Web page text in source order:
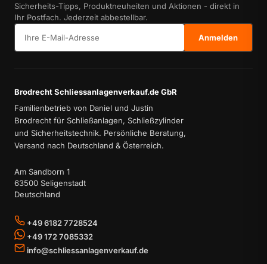
Sicherheits-Tipps, Produktneuheiten und Aktionen - direkt in
Ihr Postfach. Jederzeit abbestellbar.
Anmelden
Brodrecht Schliessanlagenverkauf.de GbR
Familienbetrieb von Daniel und Justin
Brodrecht für Schließanlagen, Schließzylinder
und Sicherheitstechnik. Persönliche Beratung,
Versand nach Deutschland & Österreich.
Am Sandborn 1
63500 Seligenstadt
Deutschland
+49 6182 7728524
+49 172 7085332
info@schliessanlagenverkauf.de